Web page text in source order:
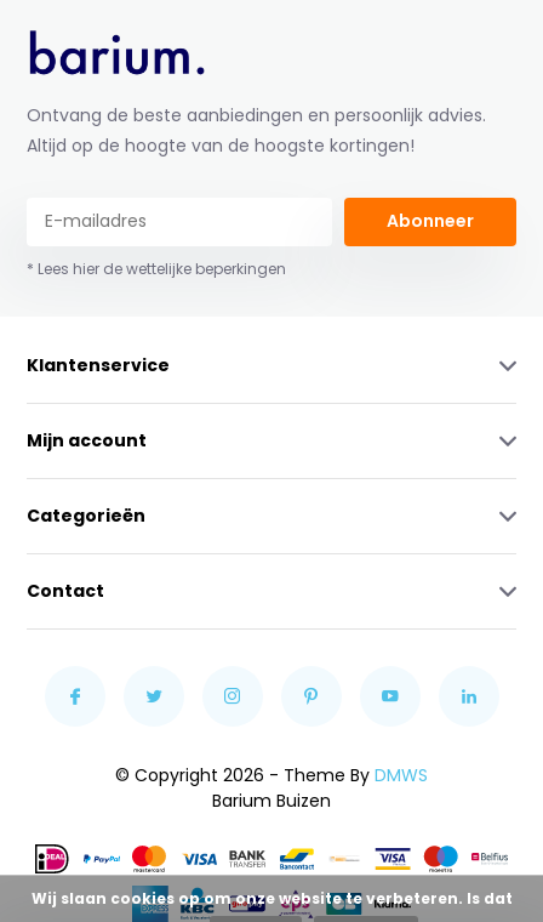
Ontvang de beste aanbiedingen en persoonlijk advies.
Altijd op de hoogte van de hoogste kortingen!
Abonneer
* Lees hier de wettelijke beperkingen
Klantenservice
Mijn account
Categorieën
Contact
© Copyright 2026 - Theme By DMWS
Barium Buizen
Wij slaan cookies op om onze website te verbeteren. Is dat